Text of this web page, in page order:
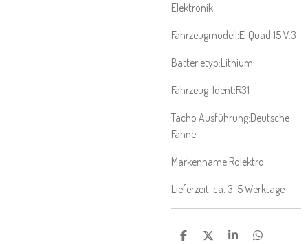
Elektronik
Fahrzeugmodell:E-Quad 15 V.3
Batterietyp:Lithium
Fahrzeug-Ident:R31
Tacho Ausführung:Deutsche
Fahne
Markenname:Rolektro
Lieferzeit: ca. 3-5 Werktage
T
T
T
T